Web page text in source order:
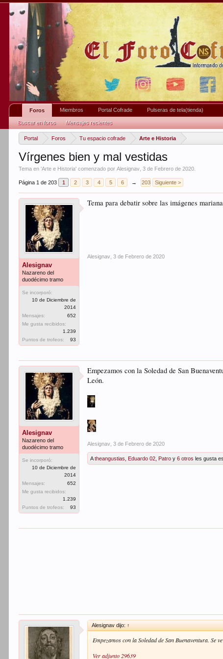
Portal Foros Tu espacio cofrade Arte e Historia
Vírgenes bien y mal vestidas
Tema en 'Arte e Historia' comenzado porAlesignav ,3 de Febrero de 2020
Página 1 de 203 1 2 3 4 5 6 → 203 Siguiente >
Alesignav
Nazareno del
duodécimo tramo
Se incorporó:
10 de Diciembre de
2014
Mensajes:
652
Me gusta recibidos:
1.239
Puntos de trofeos:
93
Tema para debatir sobre las imágenes
Alesignav 3 de Febrero de 2020
Alesignav
Nazareno del
duodécimo tramo
Se incorporó:
10 de Diciembre de
2014
Mensajes:
652
Me gusta recibidos:
1.239
Puntos de trofeos:
93
Empezamos con la Soledad de San
León.
Alesignav 3 de Febrero de 2020
Atheangustias ,Eduardo 02 ,Patro y6 otros les gusta
Alesignav dijo: ↑
Empezamos con la Soledad de San Buenaventura.
Ver adjunto 29639
Foros
Buscar en foros Mensajes recientes
Miembros Portal Cofrade Pulseras de tela(tienda)